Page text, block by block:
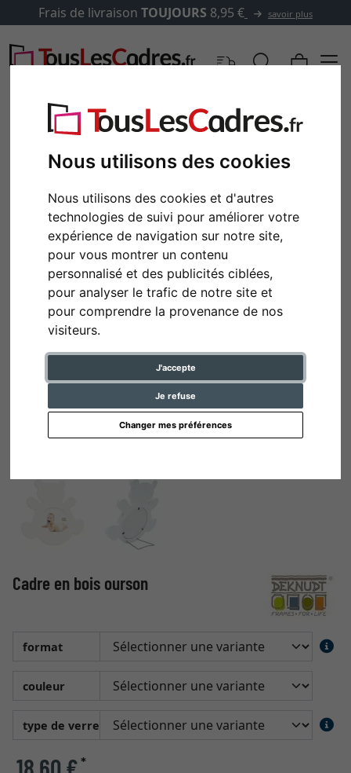
Nous utilisons des cookies
Nous utilisons des cookies et d'autres
technologies de suivi pour améliorer votre
expérience de navigation sur notre site,
pour vous montrer un contenu
personnalisé et des publicités ciblées,
pour analyser le trafic de notre site et
pour comprendre la provenance de nos
visiteurs.
J'accepte
Je refuse
Changer mes préférences
Frais de livraison TOUJOURS 8,95 € savoir plus
Retour
Cadre en bois ourson
format
couleur
type de verre
*